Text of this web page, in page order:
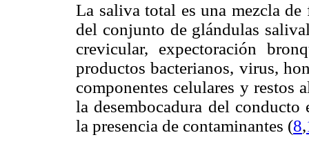
La saliva total es una mezcla
del conjunto de glándulas
crevicular, expectoración
productos bacterianos, virus,
componentes celulares y restos
la desembocadura del
la presencia de contaminantes (8,